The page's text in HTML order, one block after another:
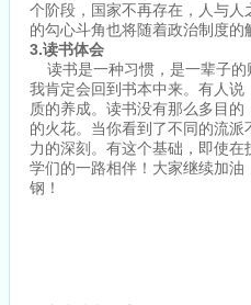
个阶段，国家不再存在，人与
的勾心斗角也将随着政治制度
3.读书体会
读书是一种习惯，是一辈子的
我肯定会回到书本中来。有人
质的养成。读书没有那么多目
的火花。当你看到了不同的流
力的深刻。有这个基础，即使
学们的一路相伴！大家继续加
钢！